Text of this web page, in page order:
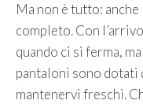
Ma non è tutto:
completo. Con
quando ci si ferma,
pantaloni sono dotati
mantenervi freschi.